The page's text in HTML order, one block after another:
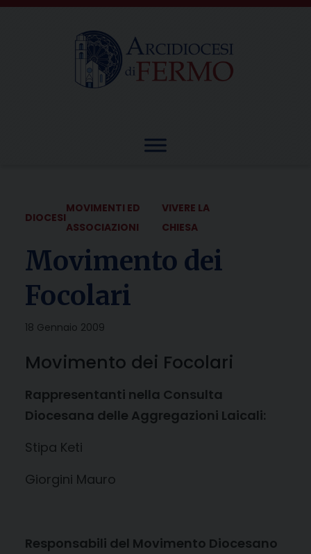
Skip
DIOCESI
MOVIMENTI ED
ASSOCIAZIONI
VIVERE LA
CHIESA
Movimento dei
Focolari
18 Gennaio 2009
Movimento dei Focolari
Rappresentanti nella Consulta
Diocesana delle Aggregazioni Laicali:
Stipa Keti
Giorgini Mauro
Responsabili del Movimento Diocesano